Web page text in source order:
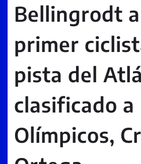
Bellingrodt
primer
pista del
clasificado a
Olímpicos,